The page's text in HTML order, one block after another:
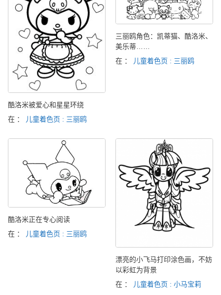
酷洛米被爱心和星星环绕
在 ：
儿童着色页 : 三丽鸥
三丽鸥角色：凯蒂猫、酷洛米、
美乐蒂……
在 ：
儿童着色页 : 三丽鸥
酷洛米正在专心阅读
在 ：
儿童着色页 : 三丽鸥
漂亮的小飞马打印涂色画，不妨
以彩虹为背景
在 ：
儿童着色页 : 小马宝莉